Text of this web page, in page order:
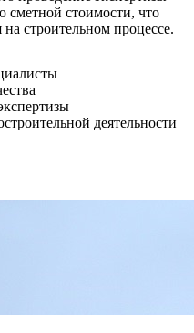
сметной стоимости, что
строительном процессе.
деятельности